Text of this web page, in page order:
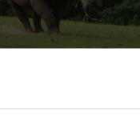
lærerige og